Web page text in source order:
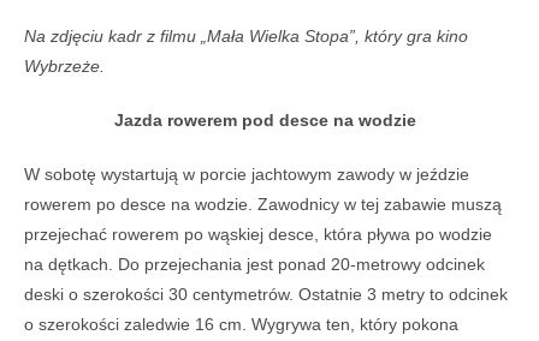
Na zdjęciu kadr z filmu „Mała Wielka Stopa”, który gra kino
Wybrzeże.
Jazda rowerem pod desce na wodzie
W sobotę wystartują w porcie jachtowym zawody w jeździe
rowerem po desce na wodzie. Zawodnicy w tej zabawie muszą
przejechać rowerem po wąskiej desce, która pływa po wodzie
na dętkach. Do przejechania jest ponad 20-metrowy odcinek
deski o szerokości 30 centymetrów. Ostatnie 3 metry to odcinek
o szerokości zaledwie 16 cm. Wygrywa ten, który pokona